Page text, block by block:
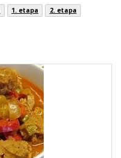
1. etapa
2. etapa